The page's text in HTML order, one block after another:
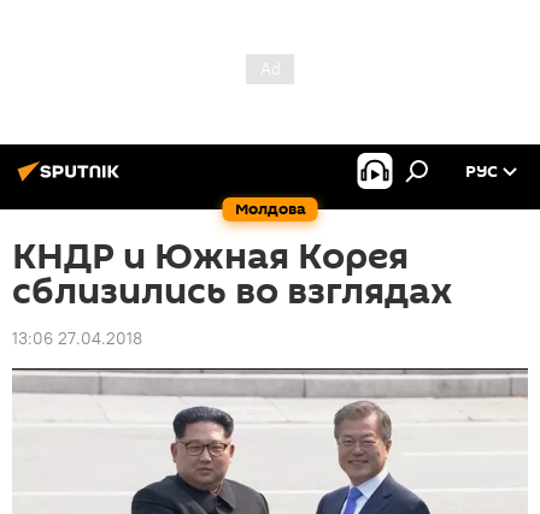
Молдова
РУС
КНДР и Южная Корея
сблизились во взглядах
13:06 27.04.2018